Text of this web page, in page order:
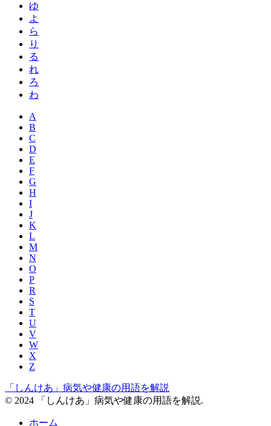
ゆ
よ
ら
り
る
れ
ろ
わ
A
B
C
D
E
F
G
H
I
J
K
L
M
N
O
P
R
S
T
U
V
W
X
Z
「しんけあ」病気や健康の用語を解説
© 2024 「しんけあ」病気や健康の用語を解説.
ホーム